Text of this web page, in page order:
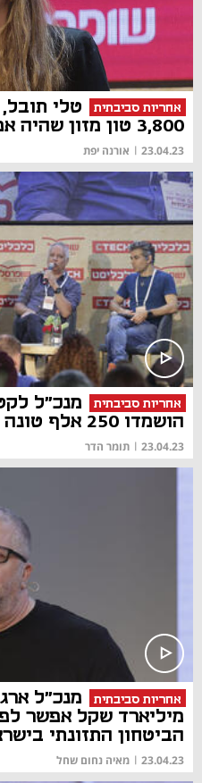
אחריות סביבתית
טלי
3,800 טון מזון שהיה אמור להיזרק"
23.04.23
| אורנה יפת
אחריות סביבתית
מנכ"ל
הושמדו 250 אלף טונה של מזון שלא נצרך"
23.04.23
| תומר הדר
אחריות סביבתית
מיליארד שקל אפשר
הביטחון התזונתי
23.04.23
| מאיה נחום שחל